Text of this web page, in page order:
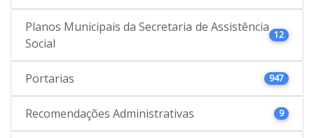
Planos Municipais da Secretaria de Assistência
Social
12
Portarias 947
Recomendações Administrativas 9